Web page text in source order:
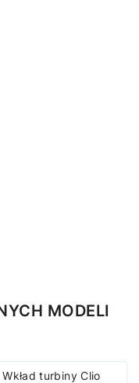
MODELI
Wkład turbiny Clio